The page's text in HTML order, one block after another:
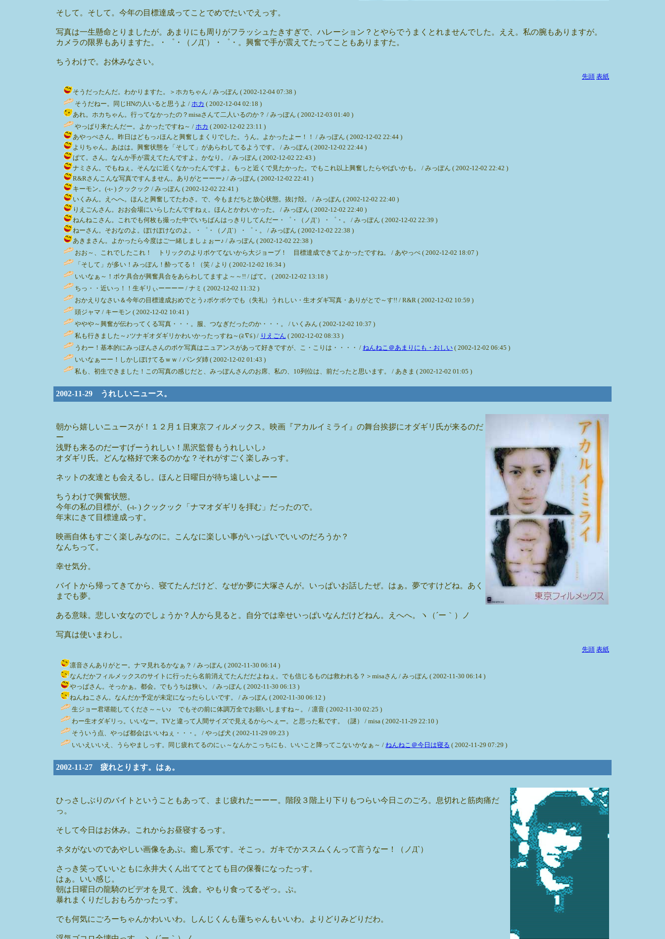
そして。そして。今年の目標達成ってことでめでたいでえっす。
写真は一生懸命とりましたが。あまりにも周りがフラッシュたきすぎで、ハレーション？とやらでうまくとれませんでした。ええ。私の腕もありますが。
カメラの限界もありますた。・゜・（ノД`）・゜・。興奮で手が震えてたってこともありますた。
ちうわけで。お休みなさい。
先頭 表紙
そうだったんだ。わかりますた。＞ホカちゃん / みっぽん ( 2002-12-04 07:38 )
そうだねー。同じHNの人いると思うよ / ホカ ( 2002-12-04 02:18 )
あれ。ホカちゃん。行ってなかったの？misaさんて二人いるのか？ / みっぽん ( 2002-12-03 01:40 )
やっぱり来たんだー。よかったですね～ / ホカ ( 2002-12-02 23:11 )
あやっぺさん。昨日はどもっ♪ほんと興奮しまくりでした。うん。よかったよー！！ / みっぽん ( 2002-12-02 22:44 )
よりちゃん。あはは。興奮状態を「そして」があらわしてるようです。 / みっぽん ( 2002-12-02 22:44 )
ぱて。さん。なんか手が震えてたんですよ。かなり。 / みっぽん ( 2002-12-02 22:43 )
ナミさん。でもねぇ。そんなに近くなかったんですよ。もっと近くで見たかった。でもこれ以上興奮したらやばいかも。 / みっぽん ( 2002-12-02 22:42 )
R&Rさんこんな写真ですんません。ありがとーーー♪ / みっぽん ( 2002-12-02 22:41 )
キーモン。(-ι- ) クックック / みっぽん ( 2002-12-02 22:41 )
いくみん。えへへ。ほんと興奮してたわさ。で、今もまだちと放心状態。抜け殻。 / みっぽん ( 2002-12-02 22:40 )
りえごんさん。おお会場にいらしたんですねぇ。ほんとかわいかった。 / みっぽん ( 2002-12-02 22:40 )
ねんねこさん。これでも何枚も撮った中でいちばんはっきりしてんだー・゜・（ノД`）・゜・。 / みっぽん ( 2002-12-02 22:39 )
ねーさん。そおなのよ。ぼけぼけなのよ。・゜・（ノД`）・゜・。 / みっぽん ( 2002-12-02 22:38 )
あきまさん。よかったら今度はご一緒しましょぉー♪ / みっぽん ( 2002-12-02 22:38 )
おお～、これでしたこれ！ トリックのよりボケてないから大ジョーブ！ 目標達成できてよかったですね。 / あやっぺ ( 2002-12-02 18:07 )
「そして」が多い！みっぽん！酔ってる！（笑 / より ( 2002-12-02 16:34 )
いいなぁ～！ボケ具合が興奮具合をあらわしてますよ～～!! / ぱて。 ( 2002-12-02 13:18 )
ちっ・・近いっ！！生ギリぃーーーー / ナミ ( 2002-12-02 11:32 )
おかえりなさい＆今年の目標達成おめでとう♪ボケボケでも（失礼）うれしい・生オダギ写真・ありがとで～す!! / R&R ( 2002-12-02 10:59 )
頭ジャマ / キーモン ( 2002-12-02 10:41 )
ややや～興奮が伝わってくる写真・・・。服、つなぎだったのか・・・。 / いくみん ( 2002-12-02 10:37 )
私も行きました～♪ツナギオダギリかわいかったっすね～(≧∇≦) / りえごん ( 2002-12-02 08:33 )
うわー！基本的にみっぽんさんのボケ写真はニュアンスがあって好きですが、こ・こりは・・・・ / ねんねこ＠あまりにも・おしい ( 2002-12-02 06:45 )
いいなぁーー！しかしぼけてるｗｗ / パンダ姉 ( 2002-12-02 01:43 )
私も、初生できました！この写真の感じだと、みっぽんさんのお席、私の、10列位は、前だったと思います。 / あきま ( 2002-12-02 01:05 )
2002-11-29 うれしいニュース。
朝から嬉しいニュースが！１２月１日東京フィルメックス。映画『アカルイミライ』の舞台挨拶にオダギリ氏が来るのだ
ー
浅野も来るのだーすげーうれしい！黒沢監督もうれしいし♪
オダギリ氏。どんな格好で来るのかな？それがすごく楽しみっす。
ネットの友達とも会えるし。ほんと日曜日が待ち遠しいよーー
ちうわけで興奮状態。
今年の私の目標が、(-ι- ) クックック「ナマオダギリを拝む」だったので。
年末にきて目標達成っす。
映画自体もすごく楽しみなのに。こんなに楽しい事がいっぱいでいいのだろうか？
なんちって。
幸せ気分。
バイトから帰ってきてから、寝てたんだけど、なぜか夢に大塚さんが。いっぱいお話したぜ。はぁ。夢ですけどね。あく
までも夢。
ある意味。悲しい女なのでしょうか？人から見ると。自分では幸せいっぱいなんだけどねん。えへへ。ヽ（´ー｀）ノ
写真は使いまわし。
先頭 表紙
凛音さんありがとー。ナマ見れるかなぁ？ / みっぽん ( 2002-11-30 06:14 )
なんだかフィルメックスのサイトに行ったら名前消えてたんだだよねぇ。でも信じるものは救われる？＞misaさん / みっぽん ( 2002-11-30 06:14 )
やっぱさん。そっかぁ。都会。でもうちは狭い。 / みっぽん ( 2002-11-30 06:13 )
ねんねこさん。なんだか予定が未定になったらしいです。 / みっぽん ( 2002-11-30 06:12 )
生ジョー君堪能してくださ～～い♪ でもその前に体調万全でお願いしますね～。 / 凛音 ( 2002-11-30 02:25 )
わー生オダギリっ。いいなー。TVと違って人間サイズで見えるからへぇー。と思った私です。（謎） / misa ( 2002-11-29 22:10 )
そういう点、やっぱ都会はいいねぇ・・・。 / やっぱ犬 ( 2002-11-29 09:23 )
いいえいいえ、うらやましっす。同じ疲れてるのにぃ～なんかこっちにも、いいこと降ってこないかなぁ～ / ねんねこ＠今日は寝る ( 2002-11-29 07:29 )
2002-11-27 疲れとります。はぁ。
ひっさしぶりのバイトということもあって、まじ疲れたーーー。階段３階上り下りもつらい今日このごろ。息切れと筋肉痛だ
っ。
そして今日はお休み。これからお昼寝するっす。
ネタがないのであやしい画像をあぷ。癒し系です。そこっ。ガキでかススムくんって言うなー！（ノД`）
さっき笑っていいともに永井大くん出ててとても目の保養になったっす。
はぁ。いい感じ。
朝は日曜日の龍騎のビデオを見て、浅倉。やもり食ってるぞっ。ぷ。
暴れまくりだしおもろかったっす。
でも何気にごろーちゃんかわいいわ。しんじくんも蓮ちゃんもいいわ。よりどりみどりだわ。